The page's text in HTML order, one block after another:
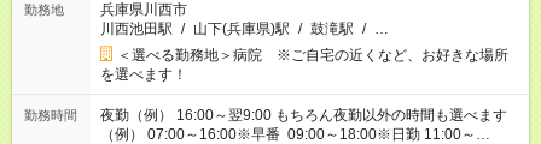
勤務地
兵庫県川西市
川西池田駅 / 山下(兵庫県)駅 / 鼓滝駅 / …
＜選べる勤務地＞病院 ※ご自宅の近くなど、お好きな場所
を選べます！
勤務時間
夜勤（例） 16:00～翌9:00 もちろん夜勤以外の時間も選べます
（例） 07:00～16:00※早番 09:00～18:00※日勤 11:00～